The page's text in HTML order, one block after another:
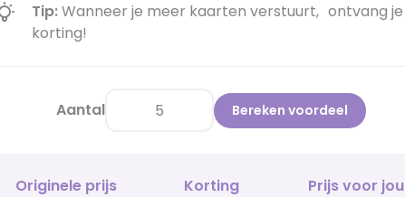
Tip:Wanneer je meer kaarten verstuurt, ontvang je
korting!
Aantal Bereken voordeel
Originele prijs Korting
Prijs voor jou